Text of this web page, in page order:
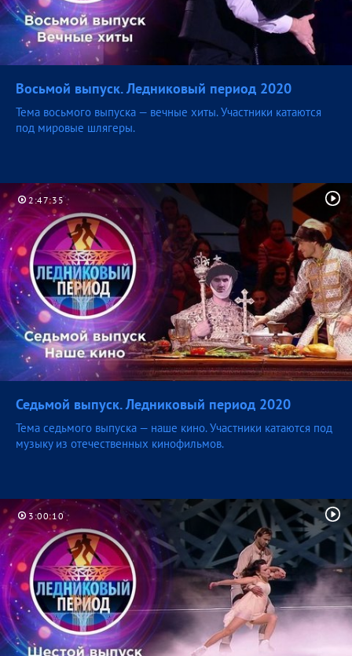
Восьмой выпуск. Ледниковый период 2020
Тема восьмого выпуска — вечные хиты. Участники катаются
под мировые шлягеры.
2:47:35
Седьмой выпуск. Ледниковый период 2020
Тема седьмого выпуска — наше кино. Участники катаются под
музыку из отечественных кинофильмов.
3:00:10